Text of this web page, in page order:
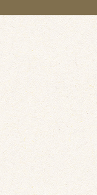
ここから本文です